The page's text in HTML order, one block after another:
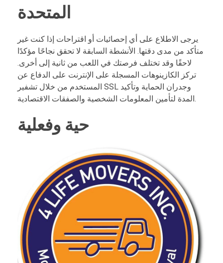
المتحدة
يرجى الاطلاع على أي إحصائيات أو اقتراحات إذا كنت غير
متأكد من مدى دقتها. الأنشطة السابقة لا تحقق نجاحًا مؤكدًا
لاحقًا وقد تختلف فرصتك في اللعب من ثانية إلى أخرى.
تركز الكازينوهات المسجلة على الإنترنت على الدفاع عن
المستخدم من خلال تشفير SSL وجدران الحماية وتأكيد
المدة لتأمين المعلومات الشخصية والصفقات الاقتصادية.
حية وفعلية